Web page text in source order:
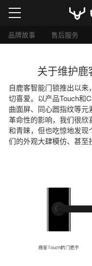
智能门锁
服务支持
经销代理
品牌故事 售后服务
关于维护鹿
自鹿客智能门锁推出以
切喜爱。以产品Touch
曲面屏、同心圆指纹等
革命性的影响，我们很
和青睐，但也吃惊地发
们的外观大肆模仿、甚至